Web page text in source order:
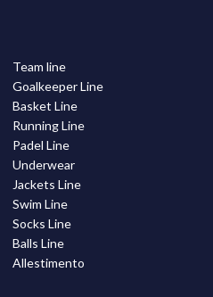
Team line
Goalkeeper Line
Basket Line
Running Line
Padel Line
Underwear
Jackets Line
Swim Line
Socks Line
Balls Line
Allestimento